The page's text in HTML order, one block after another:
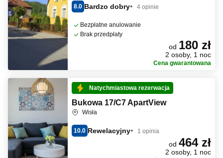
8.0 Bardzo dobry 4 opinie
Bezpłatne anulowanie
Brak przedpłaty
od 180 zł
2 osoby, 1 noc
Cena gwarantowana
Natychmiastowa rezerwacja
Bukowa 17/C7 ApartView
Wisła
10.0 Rewelacyjny 1 opinia
od 464 zł
2 osoby, 1 noc